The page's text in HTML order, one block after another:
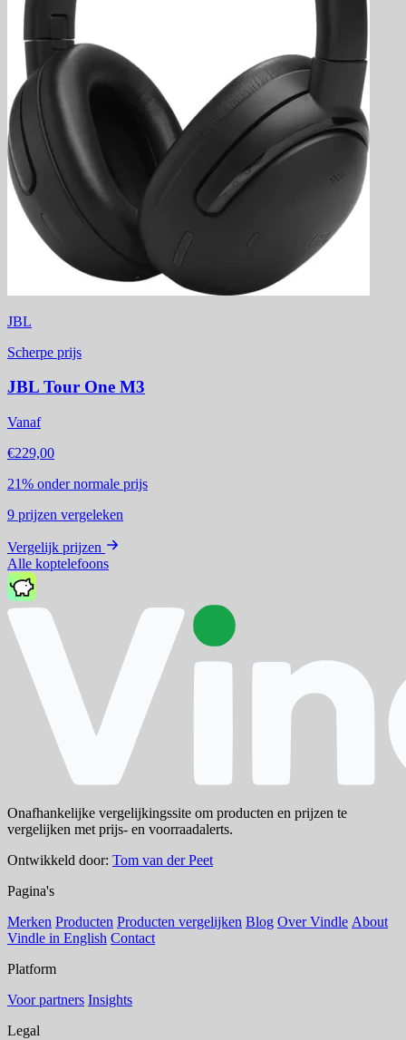
JBL
Scherpe prijs
JBL Tour One M3
Vanaf
€229,00
21% onder normale prijs
9 prijzen vergeleken
Vergelijk prijzen
Alle koptelefoons
Onafhankelijke vergelijkingssite om producten en prijzen te
vergelijken met prijs- en voorraadalerts.
Ontwikkeld door: Tom van der Peet
Pagina's
Merken Producten Producten vergelijken Blog Over Vindle About
Vindle in English Contact
Platform
Voor partners Insights
Legal